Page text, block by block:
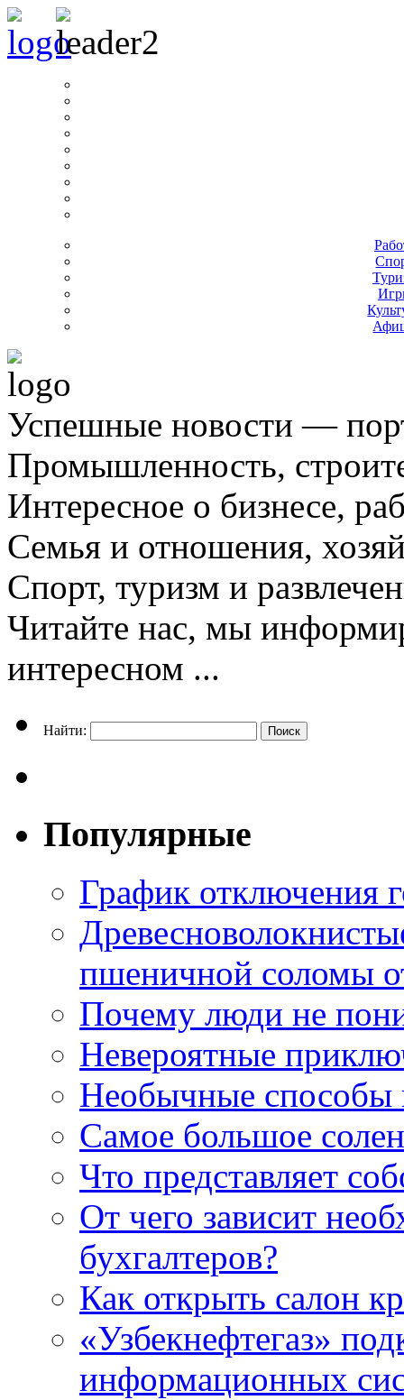
Успешные новости —
Промышленность,
Интересное о бизнесе,
Семья и отношения,
Спорт, туризм и
Читайте нас, мы
интересном ...
Найти:
Популярные
График отключения
пшеничной соломы
Почему люди не
Невероятные
Необычные способы
Самое большое
Что представляет
От чего зависит
бухгалтеров?
Как открыть салон
«Узбекнефтегаз»
информационных